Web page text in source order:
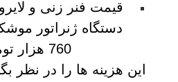
قیمت فنر زنی و
دستگاه ژنراتور
760 هزار تومان است
این هزینه ها را در نظر